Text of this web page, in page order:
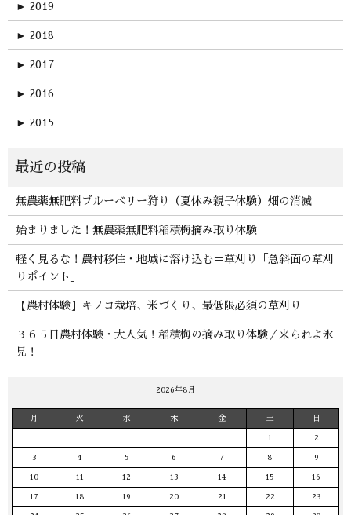
► 2019
► 2018
► 2017
► 2016
► 2015
無農薬無肥料ブルーベリー狩り（夏休み親子体験）畑の消滅
始まりました！無農薬無肥料稲積梅摘み取り体験
軽く見るな！農村移住・地域に溶け込む＝草刈り「急斜面の草刈
りポイント」
【農村体験】キノコ栽培、米づくり、最低限必須の草刈り
３６５日農村体験・大人気！稲積梅の摘み取り体験／来られよ氷
見！
2026年8月
月 火 水 木 金 土 日
1 2
3 4 5 6 7 8 9
10 11 12 13 14 15 16
17 18 19 20 21 22 23